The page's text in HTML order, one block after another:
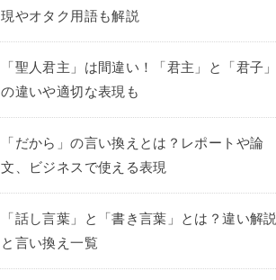
現やオタク用語も解説
「聖人君主」は間違い！「君主」と「君子」
の違いや適切な表現も
「だから」の言い換えとは？レポートや論
文、ビジネスで使える表現
「話し言葉」と「書き言葉」とは？違い解説
と言い換え一覧